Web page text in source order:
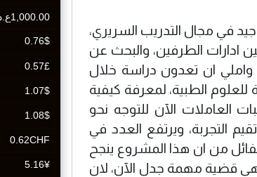
في مجال التدريب السريري،
ادارات الطرفين، والبحث عن
واملي ان تعدون دراسة خلال
الطبية، لمعرفة كيفية
العاملات الآن للتوجه نحو
التجربة، ويرتفع العدد في
من ان هذا المشروع ينجح
قضية مهمة جدل الآن، لان